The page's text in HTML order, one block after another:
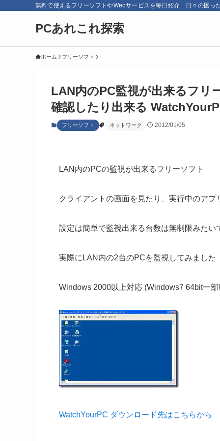
無料で使えるフリーソフトやWebサービスを毎日紹介 日々の困っ
PCあれこれ探索
ホーム フリーソフト
LAN内のPC監視が出来るフリ
確認したり出来る
フリーソフト ネットワーク 2012/01/05
LAN内のPCの監視が出来るフリーソフト
クライアントの画面を見たり、実行中のア
設定は簡単で監視出来る台数は無制限みたい
実際にLAN内の2台のPCを監視してみました
Windows 2000以上対応 (Windows7 64bit一
WatchYourPC ダウンロード先はこちらから